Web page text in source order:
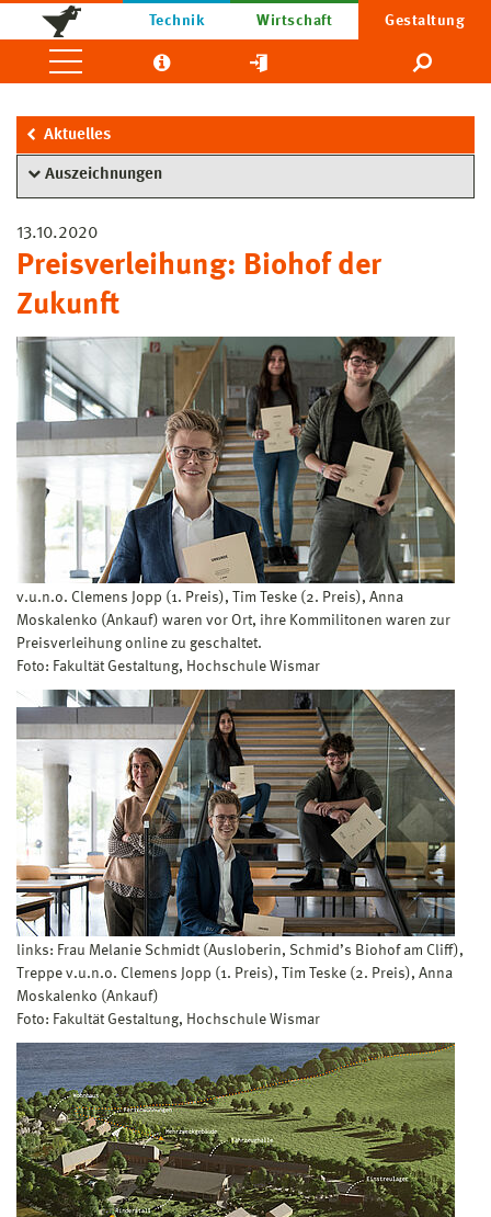
Technik Wirtschaft Gestaltung
Aktuelles
Auszeichnungen
13.10.2020
Preisverleihung: Biohof der
Zukunft
v.u.n.o. Clemens Jopp (1. Preis), Tim Teske (2. Preis), Anna
Moskalenko (Ankauf) waren vor Ort, ihre Kommilitonen waren zur
Preisverleihung online zu geschaltet.
Foto: Fakultät Gestaltung, Hochschule Wismar
links: Frau Melanie Schmidt (Ausloberin, Schmid’s Biohof am Cliff),
Treppe v.u.n.o. Clemens Jopp (1. Preis), Tim Teske (2. Preis), Anna
Moskalenko (Ankauf)
Foto: Fakultät Gestaltung, Hochschule Wismar